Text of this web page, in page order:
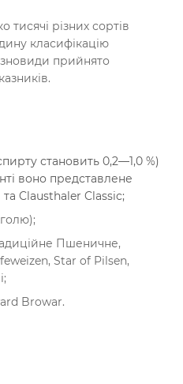
тисячі різних сортів
класифікацію
прийнято
становить 0,2—1,0 %)
воно представлене
Clausthaler Classic;
Пшеничне,
Star of Pilsen,
Browar.